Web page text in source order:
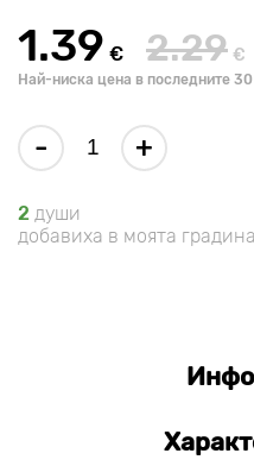
1.39 € 2.29 €
Най-ниска цена в последните
- +
2 души
добавиха в моята градина